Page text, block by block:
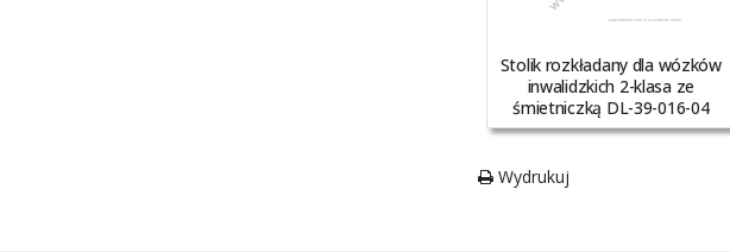
Stolik rozkładany dla wózków
inwalidzkich 2-klasa ze
śmietniczką DL-39-016-04
Wydrukuj